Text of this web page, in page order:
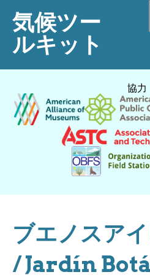
気候ツー
ルキット
協力
ブエノスア
/ Jardín